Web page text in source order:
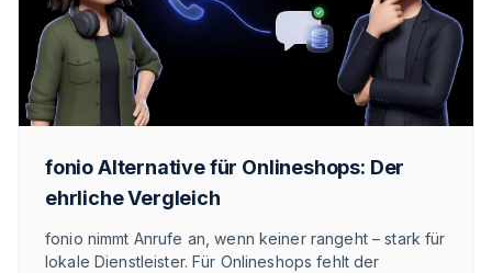
fonio Alternative für Onlineshops: Der
ehrliche Vergleich
fonio nimmt Anrufe an, wenn keiner rangeht – stark für
lokale Dienstleister. Für Onlineshops fehlt der